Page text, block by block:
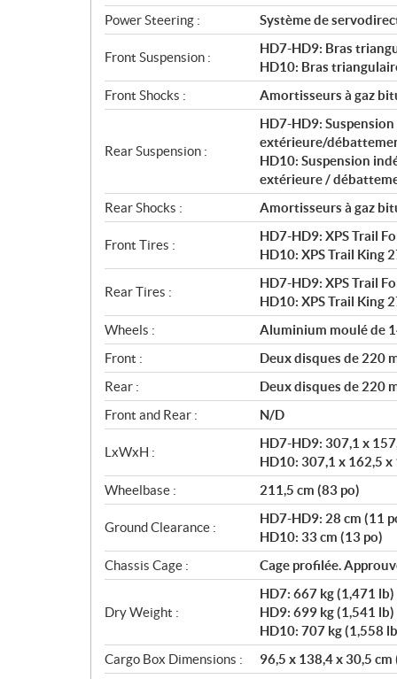
Power Steering :
Système de
Front Suspension :
HD7-HD9: Bras
HD10: Bras
Front Shocks :
Amortisseurs à gaz
Rear Suspension :
HD7-HD9:
extérieure/
HD10: Suspension
extérieure /
Rear Shocks :
Amortisseurs à gaz
Front Tires :
HD7-HD9: XPS Trail
HD10: XPS Trail King
Rear Tires :
HD7-HD9: XPS Trail
HD10: XPS Trail King
Wheels :
Aluminium moulé de
Front :
Deux disques de 220
Rear :
Deux disques de 220
Front and Rear :
N/D
LxWxH :
HD7-HD9: 307,1 x
HD10: 307,1 x 162,5 x
Wheelbase :
211,5 cm (83 po)
Ground Clearance :
HD7-HD9: 28 cm (11
HD10: 33 cm (13 po)
Chassis Cage :
Cage profilée.
Dry Weight :
HD7: 667 kg (1,471 lb)
HD9: 699 kg (1,541 lb)
HD10: 707 kg (1,558
Cargo Box Dimensions :
96,5 x 138,4 x 30,5